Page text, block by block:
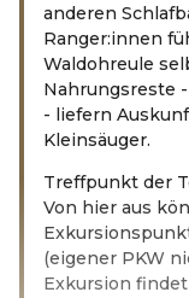
anderen
Ranger:innen
Waldohreule
Nahrungsreste
- liefern
Kleinsäuger.
Treffpunkt der
Von hier aus
(eigener PKW
Exkursion